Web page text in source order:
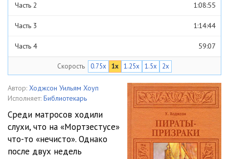
Часть 2 1:08:55
Часть 3 1:14:44
Часть 4 59:07
Часть 6 18:27
Скорость 0.75x 1x 1.25x 1.5x 2x
Автор: Ходжсон Уильям Хоуп
Исполняет: Библиотекарь
Среди матросов ходили
слухи, что на «Мортзестусе»
что-то «нечисто». Однако
после двух недель